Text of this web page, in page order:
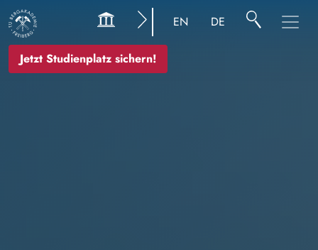
Jetzt Studienplatz sichern!
EN DE
Bild